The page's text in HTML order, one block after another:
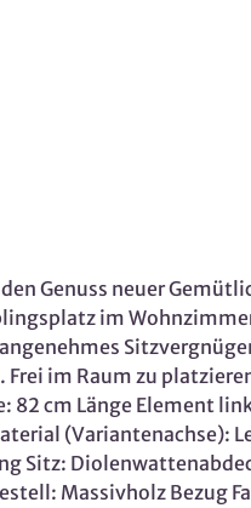
Genuss neuer
im
im Raum zu
cm Länge Element
(Variantenachse):
Sitz:
Massivholz Bezug